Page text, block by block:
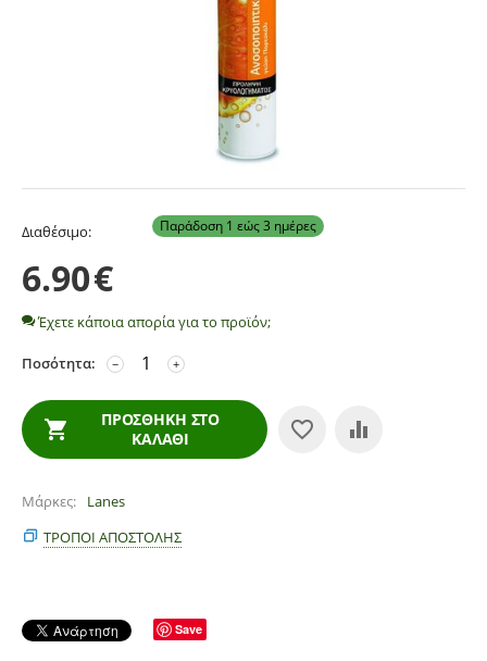
Διαθέσιμο: Παράδοση 1 εώς 3 ημέρες
6.90€
Έχετε κάποια απορία για το προϊόν;
Ποσότητα: +
−
ΠΡΟΣΘΉΚΗ ΣΤΟ
ΚΑΛΆΘΙ
Μάρκες
Lanes
ΤΡΌΠΟΙ ΑΠΟΣΤΟΛΉΣ
Save